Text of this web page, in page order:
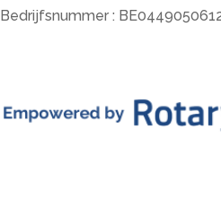
Bedrijfsnummer :